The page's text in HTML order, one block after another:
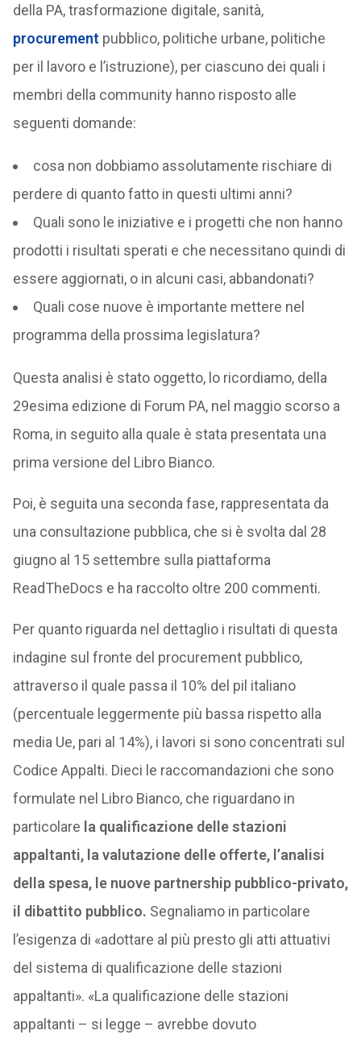
della PA, trasformazione digitale, sanità,
procurement pubblico, politiche urbane, politiche
per il lavoro e l’istruzione), per ciascuno dei quali i
membri della community hanno risposto alle
seguenti domande:
cosa non dobbiamo assolutamente rischiare di
perdere di quanto fatto in questi ultimi anni?
Quali sono le iniziative e i progetti che non hanno
prodotti i risultati sperati e che necessitano quindi di
essere aggiornati, o in alcuni casi, abbandonati?
Quali cose nuove è importante mettere nel
programma della prossima legislatura?
Questa analisi è stato oggetto, lo ricordiamo, della
29esima edizione di Forum PA, nel maggio scorso a
Roma, in seguito alla quale è stata presentata una
prima versione del Libro Bianco.
Poi, è seguita una seconda fase, rappresentata da
una consultazione pubblica, che si è svolta dal 28
giugno al 15 settembre sulla piattaforma
ReadTheDocs e ha raccolto oltre 200 commenti.
Per quanto riguarda nel dettaglio i risultati di questa
indagine sul fronte del procurement pubblico,
attraverso il quale passa il 10% del pil italiano
(percentuale leggermente più bassa rispetto alla
media Ue, pari al 14%), i lavori si sono concentrati sul
Codice Appalti. Dieci le raccomandazioni che sono
formulate nel Libro Bianco, che riguardano in
particolare la qualificazione delle stazioni
appaltanti, la valutazione delle offerte, l’analisi
della spesa, le nuove partnership pubblico-privato,
il dibattito pubblico. Segnaliamo in particolare
l’esigenza di «adottare al più presto gli atti attuativi
del sistema di qualificazione delle stazioni
appaltanti». «La qualificazione delle stazioni
appaltanti – si legge – avrebbe dovuto